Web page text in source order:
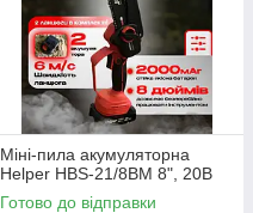
Міні-пила акумуляторна
Helper HBS-21/8BM 8", 20В
Готово до відправки